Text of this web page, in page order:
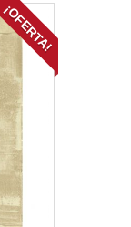
¡OFERTA!